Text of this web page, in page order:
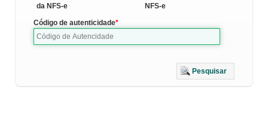
da NFS-e
NFS-e
Código de autenticidade
Pesquisar